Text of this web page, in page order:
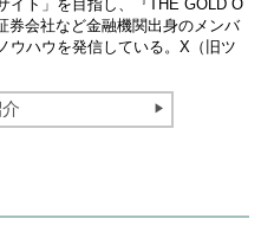
イト」を目指し、『THE GOLD O
券会社など金融機関出身のメンバ
ウハウを発信している。X（旧ツ